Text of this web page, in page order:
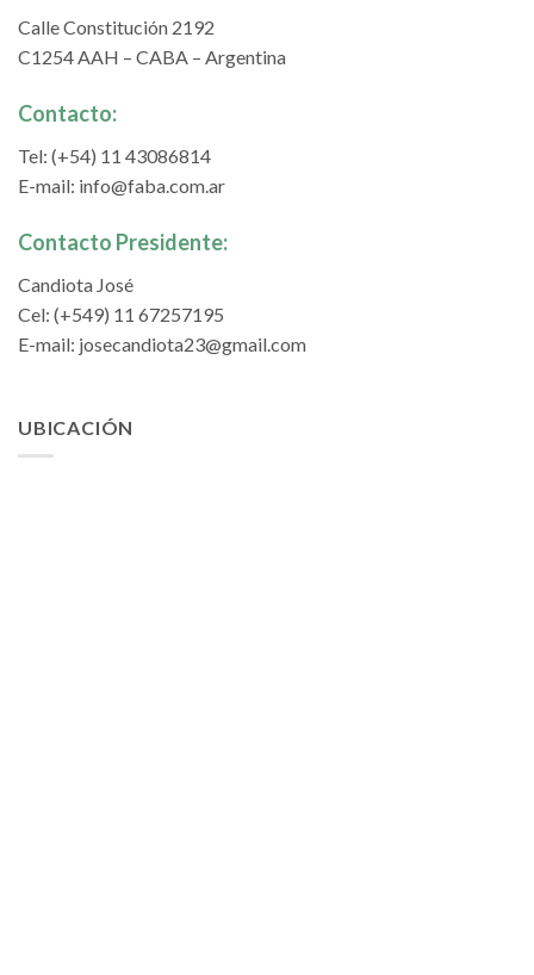
Calle Constitución 2192
C1254 AAH – CABA – Argentina
Contacto:
Tel: (+54) 11 43086814
E-mail: info@faba.com.ar
Contacto Presidente:
Candiota José
Cel: (+549) 11 67257195
E-mail: josecandiota23@gmail.com
UBICACIÓN